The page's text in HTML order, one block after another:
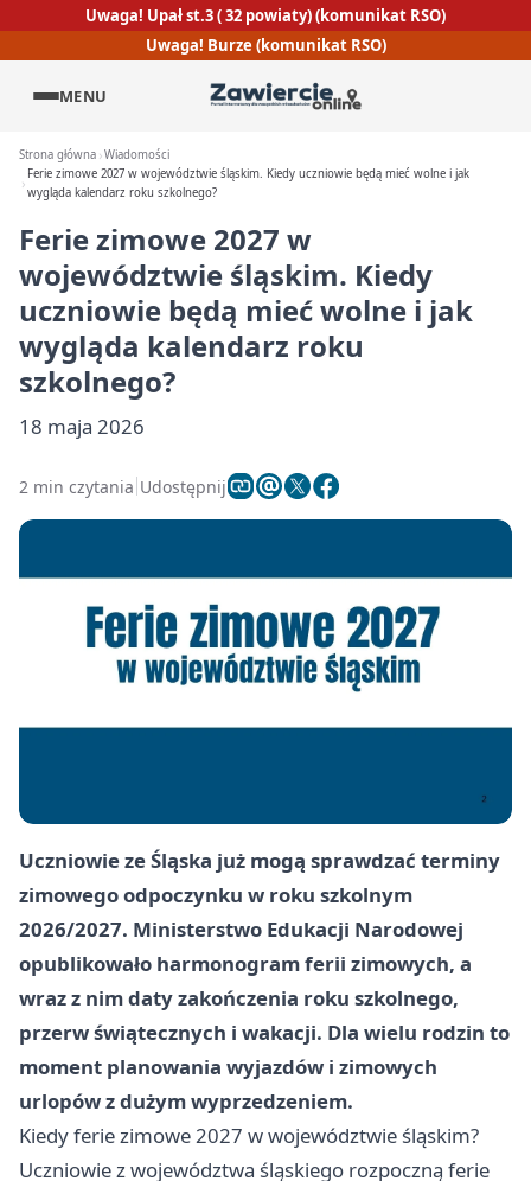
Uwaga! Upał st.3 ( 32 powiaty) (komunikat RSO)
Uwaga! Burze (komunikat RSO)
MENU
Strona główna Wiadomości
Ferie zimowe 2027 w województwie śląskim. Kiedy uczniowie będą mieć wolne i jak
wygląda kalendarz roku szkolnego?
Ferie zimowe 2027 w
województwie śląskim. Kiedy
uczniowie będą mieć wolne i jak
wygląda kalendarz roku
szkolnego?
18 maja 2026
2 min czytania Udostępnij
Uczniowie ze Śląska już mogą sprawdzać terminy
zimowego odpoczynku w roku szkolnym
2026/2027. Ministerstwo Edukacji Narodowej
opublikowało harmonogram ferii zimowych, a
wraz z nim daty zakończenia roku szkolnego,
przerw świątecznych i wakacji. Dla wielu rodzin to
moment planowania wyjazdów i zimowych
urlopów z dużym wyprzedzeniem.
Kiedy ferie zimowe 2027 w województwie śląskim?
Uczniowie z województwa śląskiego rozpoczną ferie